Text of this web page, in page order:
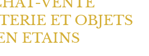
ET OBJETS
ETAINS